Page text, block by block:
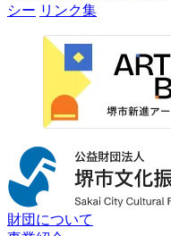
シー リンク集
財団について